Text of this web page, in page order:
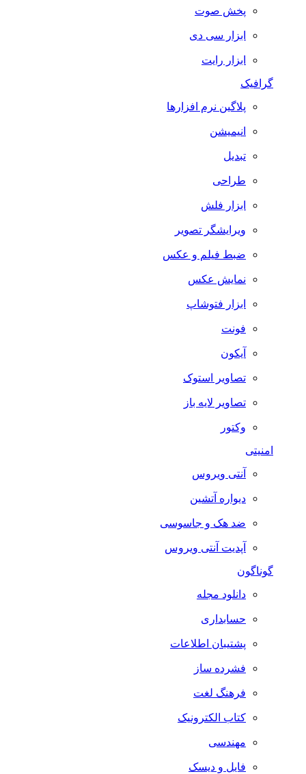
پخش صوت
ابزار سی دی
ابزار رایت
گرافیک
پلاگین نرم افزارها
انیمیشن
تبدیل
طراحی
ابزار فلش
ویرایشگر تصویر
ضبط فيلم و عكس
نمایش عکس
ابزار فتوشاپ
فونت
آیکون
تصاویر استوک
تصاویر لایه باز
وکتور
امنیتی
آنتی ویروس
دیواره آتشین
ضد هک و جاسوسی
آپدیت آنتی ویروس
گوناگون
دانلود مجله
حسابداری
پشتیبان اطلاعات
فشرده ساز
فرهنگ لغت
کتاب الکترونیک
مهندسی
فایل و دیسک